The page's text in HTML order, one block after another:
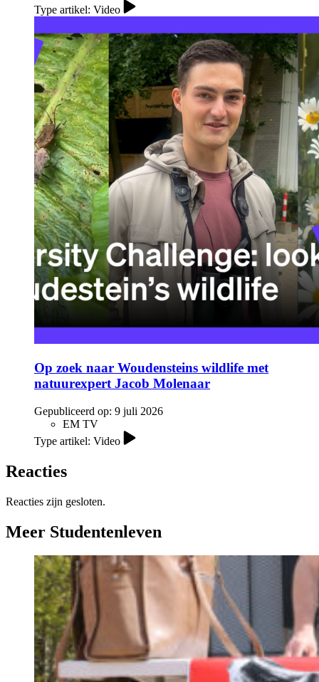
Type artikel: Video
Op zoek naar Woudensteins wildlife met
natuurexpert Jacob Molenaar
Gepubliceerd op: 9 juli 2026
EM TV
Type artikel: Video
Reacties
Reacties zijn gesloten.
Meer Studentenleven